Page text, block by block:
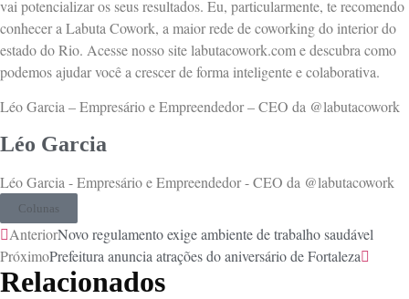
vai potencializar os seus resultados. Eu, particularmente, te recomendo
conhecer a Labuta Cowork, a maior rede de coworking do interior do
estado do Rio. Acesse nosso site labutacowork.com e descubra como
podemos ajudar você a crescer de forma inteligente e colaborativa.
Léo Garcia – Empresário e Empreendedor – CEO da @labutacowork
Léo Garcia
Léo Garcia - Empresário e Empreendedor - CEO da @labutacowork
Colunas
AnteriorNovo regulamento exige ambiente de trabalho saudável
PróximoPrefeitura anuncia atrações do aniversário de Fortaleza
Relacionados